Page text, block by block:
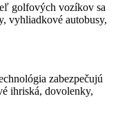
golfových vozíkov sa
vyhliadkové autobusy,
zabezpečujú
ihriská, dovolenky,